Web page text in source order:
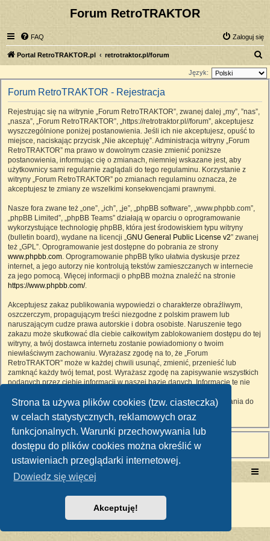
Strona ta używa plików cookies (tzw. ciasteczka)
w celach statystycznych, reklamowych oraz
funkcjonalnych. Warunki przechowywania lub
dostępu do plików cookies można określić w
ustawieniach przeglądarki internetowej.
Dowiedz się więcej
Akceptuję!
Forum RetroTRAKTOR
FAQ Zaloguj się
Portal RetroTRAKTOR.pl retrotraktor.pl/forum
z
Język:
Forum RetroTRAKTOR - Rejestracja
Rejestrując się na witrynie „Forum RetroTRAKTOR”, zwanej dalej „my”, ”nas”,
„nasza”, „Forum RetroTRAKTOR”, „https://retrotraktor.pl//forum”, akceptujesz
wyszczególnione poniżej postanowienia. Jeśli ich nie akceptujesz, opuść to
miejsce, naciskając przycisk „Nie akceptuję”. Administracja witryny „Forum
RetroTRAKTOR” ma prawo w dowolnym czasie zmienić poniższe
postanowienia, informując cię o zmianach, niemniej wskazane jest, aby
użytkownicy sami regularnie zaglądali do tego regulaminu. Korzystanie z
witryny „Forum RetroTRAKTOR” po zmianach regulaminu oznacza, że
akceptujesz te zmiany ze wszelkimi konsekwencjami prawnymi.
Nasze fora zwane też „one”, „ich”, „je”, „phpBB software”, „www.phpbb.com”,
„phpBB Limited”, „phpBB Teams” działają w oparciu o oprogramowanie
wykorzystujące technologię phpBB, która jest środowiskiem typu witryny
(bulletin board), wydane na licencji „GNU General Public License v2” zwanej
też „GPL”. Oprogramowanie jest dostępne do pobrania ze strony
www.phpbb.com. Oprogramowanie phpBB tylko ułatwia dyskusje przez
internet, a jego autorzy nie kontrolują tekstów zamieszczanych w internecie
za jego pomocą. Więcej informacji o phpBB można znaleźć na stronie
https://www.phpbb.com/.
Akceptujesz zakaz publikowania wypowiedzi o charakterze obraźliwym,
oszczerczym, propagującym treści niezgodne z polskim prawem lub
naruszającym cudze prawa autorskie i dobra osobiste. Naruszenie tego
zakazu może skutkować dla ciebie całkowitym zablokowaniem dostępu do tej
witryny, a twój dostawca internetu zostanie powiadomiony o twoim
niewłaściwym zachowaniu. Wyrażasz zgodę na to, że „Forum
RetroTRAKTOR” może w każdej chwili usunąć, zmienić, przenieść lub
zamknąć każdy twój temat, post. Wyrażasz zgodę na zapisywanie wszystkich
podanych przez ciebie informacji w naszej bazie danych. Informacje te nie
RetroTRAKTOR”, ani phpBB nie ponosi odpowiedzialności za włamania do
witryny, podczas których może dojść do kradzieży danych.
Portal RetroTRAKTOR.pl
Polski pakiet językowy dostarcza